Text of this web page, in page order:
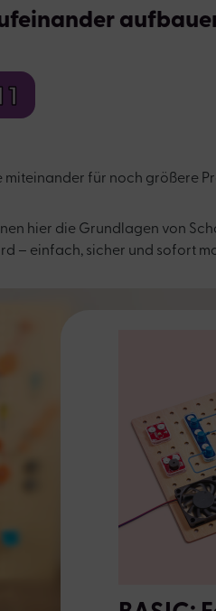
für noch größere
hier die Grundlagen von
– einfach, sicher und sofort